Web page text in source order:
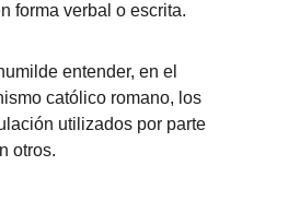
forma verbal o escrita.
entender, en el
católico romano, los
utilizados por parte
otros.